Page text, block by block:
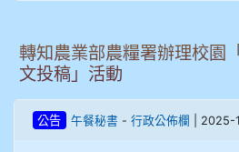
轉知農業部農糧署辦理校園
文投稿」活動
公告 午餐秘書 - 行政公佈欄 | 2025-